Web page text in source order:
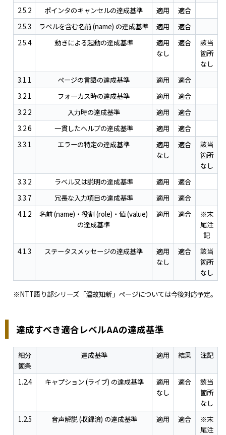
2.5.2
ポインタのキャンセルの達成基準 適用
適合
2.5.3
ラベルを含む名前 (name) の達成基準 適用
適合
2.5.4
動きによる起動の達成基準
適用
なし
適合
該当
箇所
なし
3.1.1
ページの言語の達成基準 適用
適合
3.2.1
フォーカス時の達成基準 適用
適合
3.2.2
入力時の達成基準 適用
適合
3.2.6
一貫したヘルプの達成基準 適用
適合
3.3.1
エラーの特定の達成基準
適用
なし
適合
該当
箇所
なし
3.3.2
ラベル又は説明の達成基準 適用
適合
3.3.7
冗長な入力項目の達成基準 適用
適合
4.1.2
名前 (name)・役割 (role)・値 (value)
の達成基準
適用 適合
※末
尾注
記
4.1.3
ステータスメッセージの達成基準
適用
なし
適合
該当
箇所
なし
※NTT語り部シリーズ「温故知新」ページについては今後対応予定。
達成すべき適合レベルAAの達成基準
細分
箇条
達成基準 適用 結果 注記
1.2.4 キャプション (ライブ) の達成基準
適用
なし
適合
該当
箇所
なし
1.2.5
音声解説 (収録済) の達成基準 適用 適合
※末
尾注